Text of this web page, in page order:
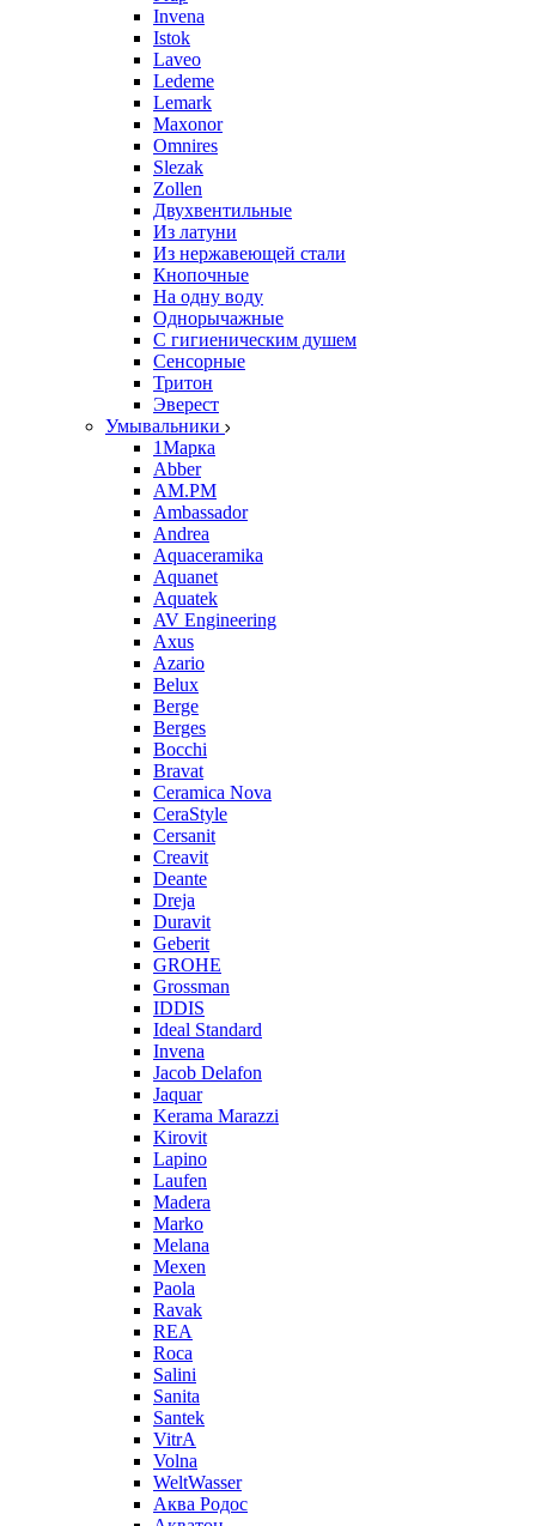
Invena
Istok
Laveo
Ledeme
Lemark
Maxonor
Omnires
Slezak
Zollen
Двухвентильные
Из латуни
Из нержавеющей стали
Кнопочные
На одну воду
Однорычажные
С гигиеническим душем
Сенсорные
Тритон
Эверест
Умывальники
1Марка
Abber
AM.PM
Ambassador
Andrea
Aquaceramika
Aquanet
Aquatek
AV Engineering
Axus
Azario
Belux
Berge
Berges
Bocchi
Bravat
Ceramica Nova
CeraStyle
Cersanit
Creavit
Deante
Dreja
Duravit
Geberit
GROHE
Grossman
IDDIS
Ideal Standard
Invena
Jacob Delafon
Jaquar
Kerama Marazzi
Kirovit
Lapino
Laufen
Madera
Marko
Melana
Mexen
Paola
Ravak
REA
Roca
Salini
Sanita
Santek
VitrA
Volna
WeltWasser
Аква Родос